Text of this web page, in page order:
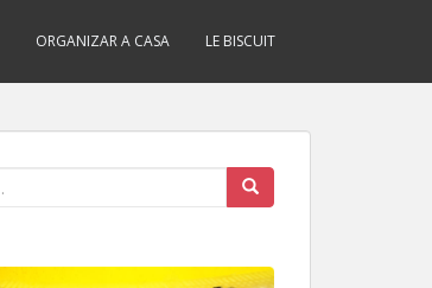
ORGANIZAR A CASA LE BISCUIT